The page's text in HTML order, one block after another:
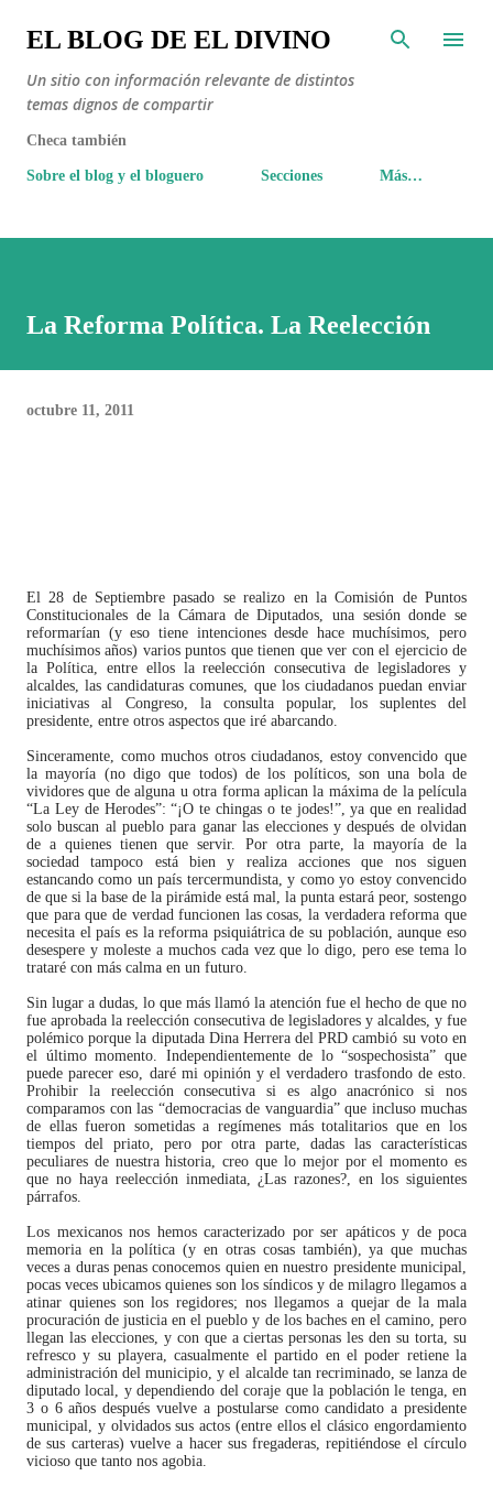
Ir al contenido principal
EL BLOG DE EL DIVINO
Un sitio con información relevante de distintos
temas dignos de compartir
Checa también
Sobre el blog y el bloguero Secciones Más…
La Reforma Política. La Reelección
octubre 11, 2011
El 28 de Septiembre pasado se realizo en la Comisión de Puntos
Constitucionales de la Cámara de Diputados, una sesión donde se
reformarían (y eso tiene intenciones desde hace muchísimos, pero
muchísimos años) varios puntos que tienen que ver con el ejercicio de
la Política, entre ellos la reelección consecutiva de legisladores y
alcaldes, las candidaturas comunes, que los ciudadanos puedan enviar
iniciativas al Congreso, la consulta popular, los suplentes del
presidente, entre otros aspectos que iré abarcando.
Sinceramente, como muchos otros ciudadanos, estoy convencido que
la mayoría (no digo que todos) de los políticos, son una bola de
vividores que de alguna u otra forma aplican la máxima de la película
“La Ley de Herodes”: “¡O te chingas o te jodes!”, ya que en realidad
solo buscan al pueblo para ganar las elecciones y después de olvidan
de a quienes tienen que servir. Por otra parte, la mayoría de la
sociedad tampoco está bien y realiza acciones que nos siguen
estancando como un país tercermundista, y como yo estoy convencido
de que si la base de la pirámide está mal, la punta estará peor, sostengo
que para que de verdad funcionen las cosas, la verdadera reforma que
necesita el país es la reforma psiquiátrica de su población, aunque eso
desespere y moleste a muchos cada vez que lo digo, pero ese tema lo
trataré con más calma en un futuro.
Sin lugar a dudas, lo que más llamó la atención fue el hecho de que no
fue aprobada la reelección consecutiva de legisladores y alcaldes, y fue
polémico porque la diputada Dina Herrera del PRD cambió su voto en
el último momento. Independientemente de lo “sospechosista” que
puede parecer eso, daré mi opinión y el verdadero trasfondo de esto.
Prohibir la reelección consecutiva si es algo anacrónico si nos
comparamos con las “democracias de vanguardia” que incluso muchas
de ellas fueron sometidas a regímenes más totalitarios que en los
tiempos del priato, pero por otra parte, dadas las características
peculiares de nuestra historia, creo que lo mejor por el momento es
que no haya reelección inmediata, ¿Las razones?, en los siguientes
párrafos.
Los mexicanos nos hemos caracterizado por ser apáticos y de poca
memoria en la política (y en otras cosas también), ya que muchas
veces a duras penas conocemos quien en nuestro presidente municipal,
pocas veces ubicamos quienes son los síndicos y de milagro llegamos a
atinar quienes son los regidores; nos llegamos a quejar de la mala
procuración de justicia en el pueblo y de los baches en el camino, pero
llegan las elecciones, y con que a ciertas personas les den su torta, su
refresco y su playera, casualmente el partido en el poder retiene la
administración del municipio, y el alcalde tan recriminado, se lanza de
diputado local, y dependiendo del coraje que la población le tenga, en
3 o 6 años después vuelve a postularse como candidato a presidente
municipal, y olvidados sus actos (entre ellos el clásico engordamiento
de sus carteras) vuelve a hacer sus fregaderas, repitiéndose el círculo
vicioso que tanto nos agobia.